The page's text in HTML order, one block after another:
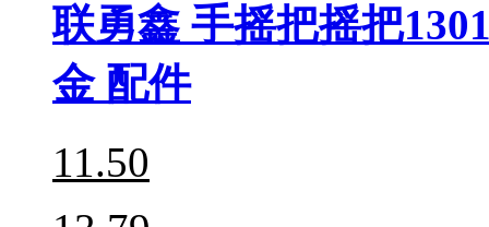
联勇鑫 手摇把摇把
金 配件
11.50